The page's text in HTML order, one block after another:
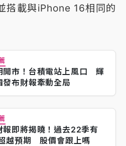
搭載與iPhone 16相同的
開市！台積電站上風口 輝
發布財報牽動全局
報即將揭曉！過去22季有
越預期 股價會跟上嗎